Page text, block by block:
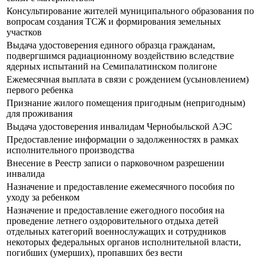
Консультирование жителей муниципального образования по
вопросам создания ТСЖ и формирования земельных
участков
Выдача удостоверения единого образца гражданам,
подвергшимся радиационному воздействию вследствие
ядерных испытаний на Семипалатинском полигоне
Ежемесячная выплата в связи с рождением (усыновлением)
первого ребенка
Признание жилого помещения пригодным (непригодным)
для проживания
Выдача удостоверения инвалидам Чернобыльской АЭС
Предоставление информации о задолженностях в рамках
исполнительного производства
Внесение в Реестр записи о парковочном разрешении
инвалида
Назначение и предоставление ежемесячного пособия по
уходу за ребенком
Назначение и предоставление ежегодного пособия на
проведение летнего оздоровительного отдыха детей
отдельных категорий военнослужащих и сотрудников
некоторых федеральных органов исполнительной власти,
погибших (умерших), пропавших без вести